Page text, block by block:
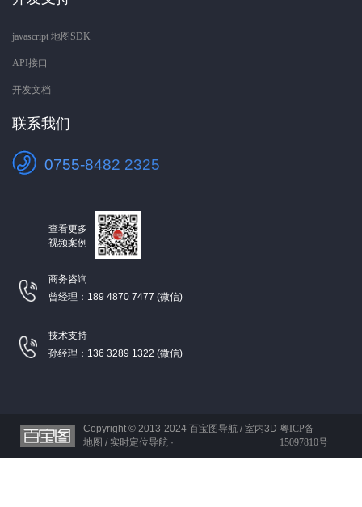
javascript 地图SDK
API接口
开发文档
联系我们
0755-8482 2325
查看更多
视频案例
商务咨询
曾经理：189 4870 7477 (微信)
技术支持
孙经理：136 3289 1322 (微信)
Copyright © 2013-2024 百宝图导航 / 室内3D
地图 / 实时定位导航 ·
粤ICP备
15097810号